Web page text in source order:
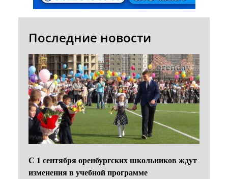
Последние новости
С 1 сентября оренбургских школьников ждут
изменения в учебной программе